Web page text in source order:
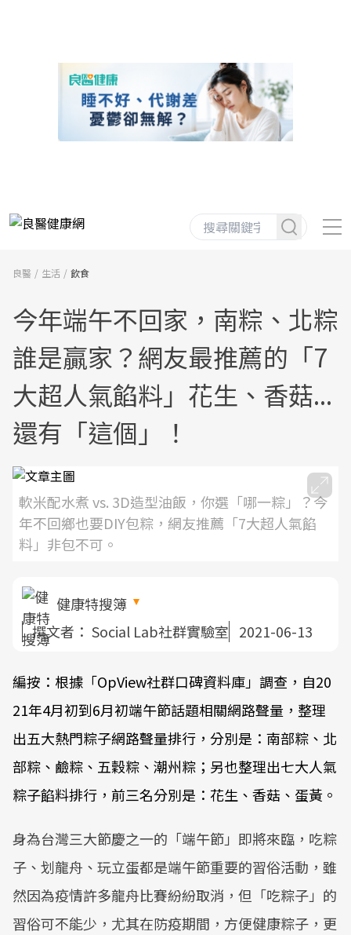
良醫 生活 飲食
今年端午不回家，南粽、北粽
誰是贏家？網友最推薦的「7
大超人氣餡料」花生、香菇...
還有「這個」！
軟米配水煮 vs. 3D造型油飯，你選「哪一粽」？今
年不回鄉也要DIY包粽，網友推薦「7大超人氣餡
料」非包不可。
健康特搜簿
撰文者： Social Lab社群實驗室 2021-06-13
編按：根據「OpView社群口碑資料庫」調查，自20
21年4月初到6月初端午節話題相關網路聲量，整理
出五大熱門粽子網路聲量排行，分別是：南部粽、北
部粽、鹼粽、五穀粽、潮州粽；另也整理出七大人氣
粽子餡料排行，前三名分別是：花生、香菇、蛋黃。
身為台灣三大節慶之一的「端午節」即將來臨，吃粽
子、划龍舟、玩立蛋都是端午節重要的習俗活動，雖
然因為疫情許多龍舟比賽紛紛取消，但「吃粽子」的
習俗可不能少，尤其在防疫期間，方便健康粽子，更